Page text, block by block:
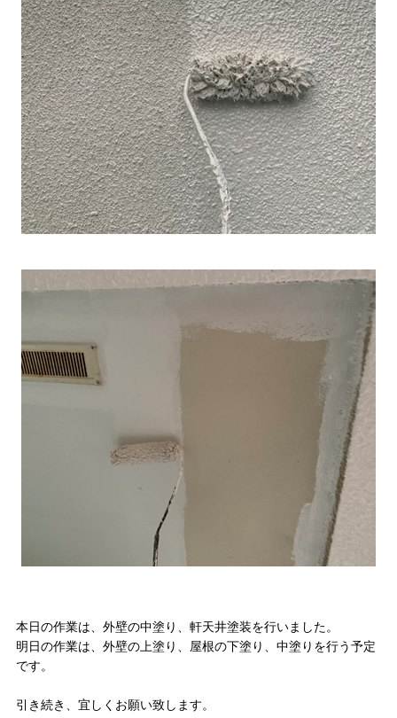
本日の作業は、外壁の中塗り、軒天井塗装を行いました。
明日の作業は、外壁の上塗り、屋根の下塗り、中塗りを行う予定
です。
引き続き、宜しくお願い致します。